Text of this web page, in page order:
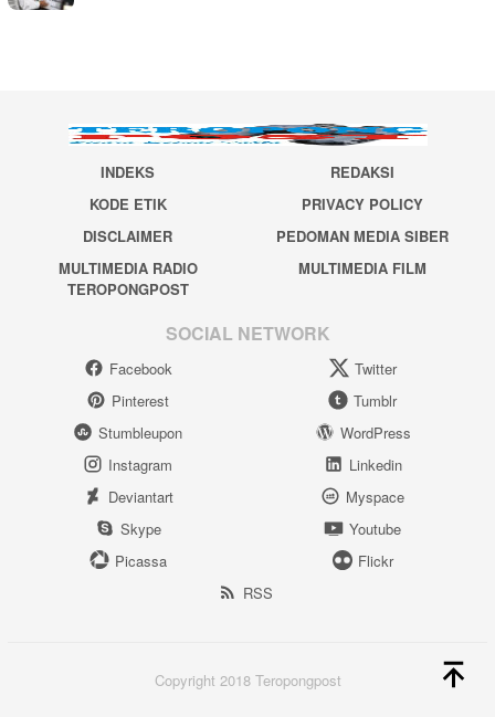
INDEKS
REDAKSI
KODE ETIK
PRIVACY POLICY
DISCLAIMER
PEDOMAN MEDIA SIBER
MULTIMEDIA RADIO
TEROPONGPOST
MULTIMEDIA FILM
SOCIAL NETWORK
Facebook
Twitter
Pinterest
Tumblr
Stumbleupon
WordPress
Instagram
Linkedin
Deviantart
Myspace
Skype
Youtube
Picassa
Flickr
RSS
Copyright 2018 Teropongpost